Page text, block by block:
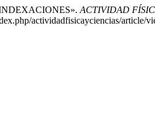
ACTIVIDAD
actividadfisicayciencias/article/